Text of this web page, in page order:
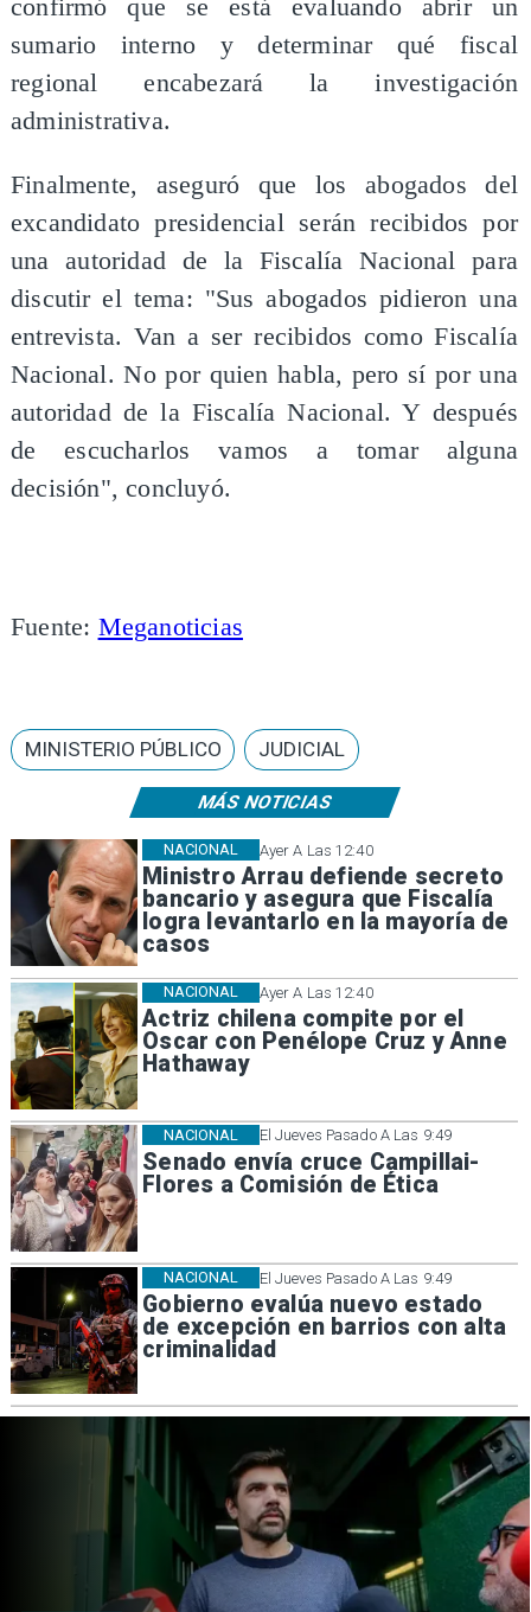
MÁS NOTICIAS
Ayer A Las 12:40
Ministro Arrau defiende secreto
bancario y asegura que Fiscalía
logra levantarlo en la mayoría de
casos
NACIONAL
Ayer A Las 12:40
Actriz chilena compite por el
Oscar con Penélope Cruz y Anne
Hathaway
NACIONAL
El Jueves Pasado A Las 9:49
Senado envía cruce Campillai-
Flores a Comisión de Ética
NACIONAL
El Jueves Pasado A Las 9:49
Gobierno evalúa nuevo estado
de excepción en barrios con alta
criminalidad
NACIONAL
confirmó que se está evaluando abrir un
sumario interno y determinar qué fiscal
regional encabezará la investigación
administrativa.
Finalmente, aseguró que los abogados del
excandidato presidencial serán recibidos por
una autoridad de la Fiscalía Nacional para
discutir el tema: "Sus abogados pidieron una
entrevista. Van a ser recibidos como Fiscalía
Nacional. No por quien habla, pero sí por una
autoridad de la Fiscalía Nacional. Y después
de escucharlos vamos a tomar alguna
decisión", concluyó.
Fuente: Meganoticias
MINISTERIO PÚBLICO JUDICIAL